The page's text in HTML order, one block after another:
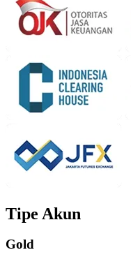
Tipe Akun
Gold